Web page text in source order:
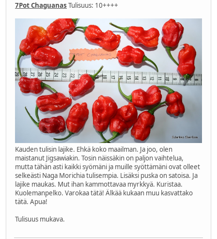
7Pot Chaguanas Tulisuus: 10++++
Kauden tulisin lajike. Ehkä koko maailman. Ja joo, olen
maistanut Jigsawiakin. Tosin näissäkin on paljon vaihtelua,
mutta tähän asti kaikki syömäni ja muille syöttämäni ovat olleet
selkeästi Naga Morichia tulisempia. Lisäksi puska on satoisa. Ja
lajike maukas. Mut ihan kammottavaa myrkkyä. Kuristaa.
Kuolemanpelko. Varokaa tätä! Älkää kukaan muu kasvattako
tätä. Apua!
Tulisuus mukava.